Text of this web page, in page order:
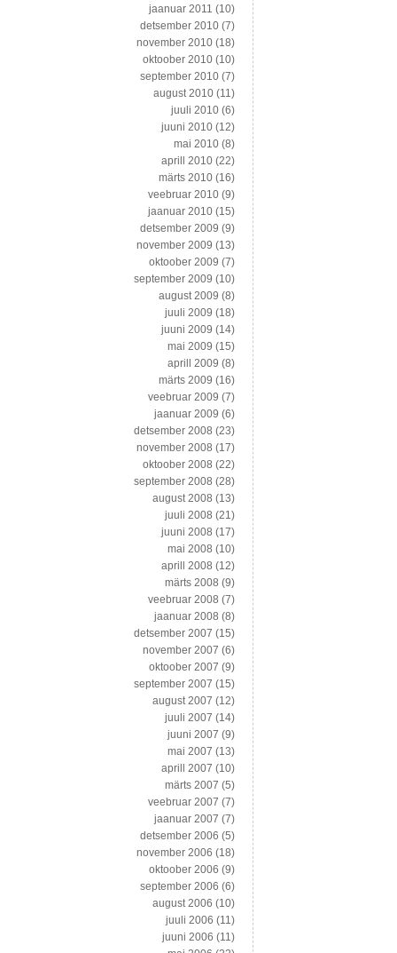
jaanuar 2011 (10)
detsember 2010 (7)
november 2010 (18)
oktoober 2010 (10)
september 2010 (7)
august 2010 (11)
juuli 2010 (6)
juuni 2010 (12)
mai 2010 (8)
aprill 2010 (22)
märts 2010 (16)
veebruar 2010 (9)
jaanuar 2010 (15)
detsember 2009 (9)
november 2009 (13)
oktoober 2009 (7)
september 2009 (10)
august 2009 (8)
juuli 2009 (18)
juuni 2009 (14)
mai 2009 (15)
aprill 2009 (8)
märts 2009 (16)
veebruar 2009 (7)
jaanuar 2009 (6)
detsember 2008 (23)
november 2008 (17)
oktoober 2008 (22)
september 2008 (28)
august 2008 (13)
juuli 2008 (21)
juuni 2008 (17)
mai 2008 (10)
aprill 2008 (12)
märts 2008 (9)
veebruar 2008 (7)
jaanuar 2008 (8)
detsember 2007 (15)
november 2007 (6)
oktoober 2007 (9)
september 2007 (15)
august 2007 (12)
juuli 2007 (14)
juuni 2007 (9)
mai 2007 (13)
aprill 2007 (10)
märts 2007 (5)
veebruar 2007 (7)
jaanuar 2007 (7)
detsember 2006 (5)
november 2006 (18)
oktoober 2006 (9)
september 2006 (6)
august 2006 (10)
juuli 2006 (11)
juuni 2006 (11)